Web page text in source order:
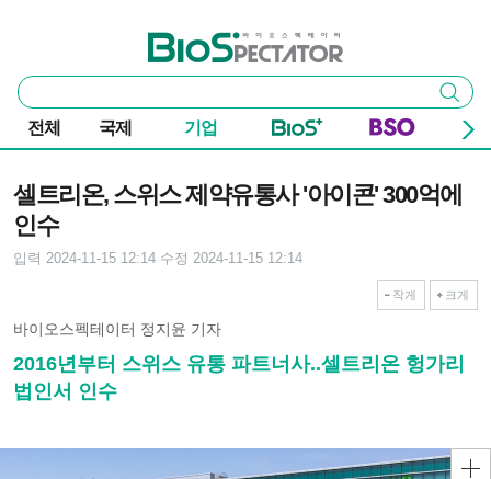
바이오스펙테이터
통
합
검
색
검색
전체 국제 기업
셀트리온, 스위스 제약유통사 '아이콘' 300억에
인수
입력 2024-11-15 12:14 수정 2024-11-15 12:14
작게 크게
바이오스펙테이터 정지윤 기자
2016년부터 스위스 유통 파트너사..셀트리온 헝가리
법인서 인수